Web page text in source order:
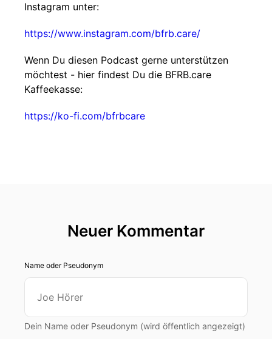
Instagram unter:
https://www.instagram.com/bfrb.care/
Wenn Du diesen Podcast gerne unterstützen
möchtest - hier findest Du die BFRB.care
Kaffeekasse:
https://ko-fi.com/bfrbcare
Neuer Kommentar
Name oder Pseudonym
Dein Name oder Pseudonym (wird öffentlich angezeigt)